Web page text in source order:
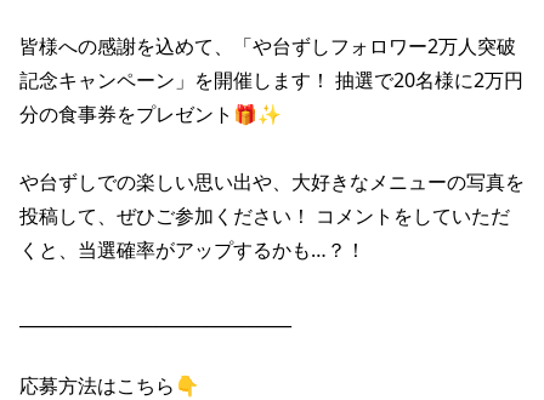
せんと
海老どて食堂
華花
業績推移
財政状況
株式情報
IRライブラリ
決算短信
決算説明資料
株主通信
株価情報
株主優待
FAQ
ご意見・アンケート（ご来店の方）
プライバシーポリシー
リンク集
サイトマップ
皆様への感謝を込めて、「や台ずしフォロワー2万人突破
記念キャンペーン」を開催します！ 抽選で20名様に2万円
分の食事券をプレゼント🎁✨
や台ずしでの楽しい思い出や、大好きなメニューの写真を
投稿して、ぜひご参加ください！ コメントをしていただ
くと、当選確率がアップするかも…？！
応募方法はこちら👇